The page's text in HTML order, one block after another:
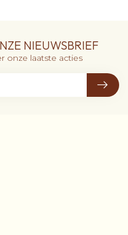
NIEUWSBRIEF
onze laatste acties